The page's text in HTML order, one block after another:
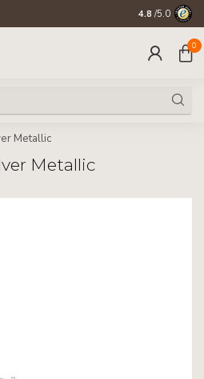
4.8 /5.0
0
Metallic
Metallic